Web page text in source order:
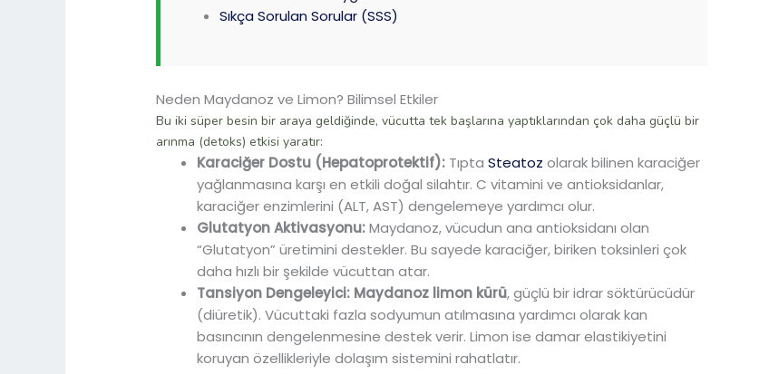
Sıkça Sorulan Sorular (SSS)
Neden Maydanoz ve Limon? Bilimsel Etkiler
Bu iki süper besin bir araya geldiğinde, vücutta tek başlarına yaptıklarından çok daha güçlü bir
arınma (detoks) etkisi yaratır:
Karaciğer Dostu (Hepatoprotektif): TıptaSteatoz olarak bilinen karaciğer
yağlanmasına karşı en etkili doğal silahtır. C vitamini ve antioksidanlar,
karaciğer enzimlerini (ALT, AST) dengelemeye yardımcı olur.
Glutatyon Aktivasyonu:Maydanoz, vücudun ana antioksidanı olan
“Glutatyon” üretimini destekler. Bu sayede karaciğer, biriken toksinleri çok
daha hızlı bir şekilde vücuttan atar.
Tansiyon Dengeleyici: Maydanoz limon kürü, güçlü bir idrar söktürücüdür
(diüretik). Vücuttaki fazla sodyumun atılmasına yardımcı olarak kan
basıncının dengelenmesine destek verir. Limon ise damar elastikiyetini
koruyan özellikleriyle dolaşım sistemini rahatlatır.